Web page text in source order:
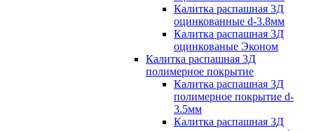
Калитка распашная 3Д
оцинкованные d-3.8мм
Калитка распашная 3Д
оцинкованые Эконом
Калитка распашная 3Д
полимерное покрытие
Калитка распашная 3Д
полимерное покрытие d-
3.5мм
Калитка распашная 3Д